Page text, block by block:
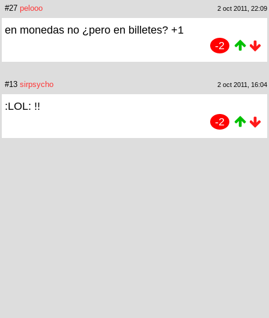
#27 pelooo 2 oct 2011, 22:09
en monedas no ¿pero en billetes? +1
-2
#13 sirpsycho 2 oct 2011, 16:04
:LOL: !!
-2